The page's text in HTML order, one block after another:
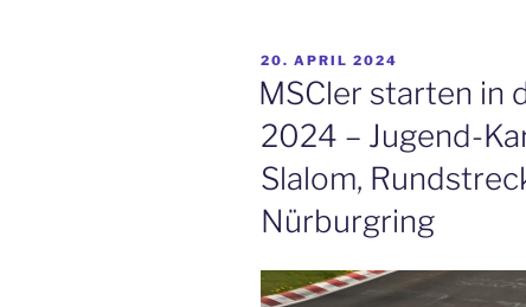
VERÖFFENTLICHT
AM
20. APRIL 2024
MSCler starten in
2024 – Jugend-
Slalom,
Nürburgring